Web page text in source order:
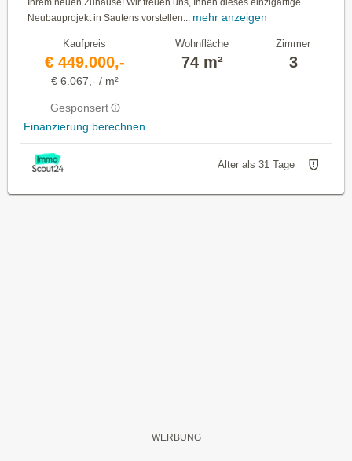
Neubauprojekt in Sautens vorstellen...
mehr anzeigen
Kaufpreis
€ 449.000,-
€ 6.067,- / m²
Gesponsert
Finanzierung berechnen
Wohnfläche
74 m²
Zimmer
3
Älter als 31 Tage